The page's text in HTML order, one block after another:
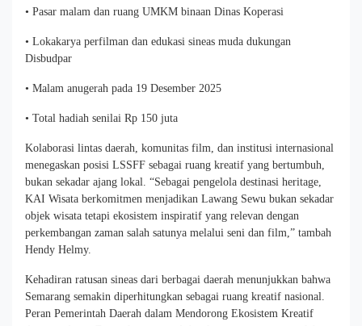
• Pasar malam dan ruang UMKM binaan Dinas Koperasi
• Lokakarya perfilman dan edukasi sineas muda dukungan
Disbudpar
• Malam anugerah pada 19 Desember 2025
• Total hadiah senilai Rp 150 juta
Kolaborasi lintas daerah, komunitas film, dan institusi internasional
menegaskan posisi LSSFF sebagai ruang kreatif yang bertumbuh,
bukan sekadar ajang lokal. “Sebagai pengelola destinasi heritage,
KAI Wisata berkomitmen menjadikan Lawang Sewu bukan sekadar
objek wisata tetapi ekosistem inspiratif yang relevan dengan
perkembangan zaman salah satunya melalui seni dan film,” tambah
Hendy Helmy.
Kehadiran ratusan sineas dari berbagai daerah menunjukkan bahwa
Semarang semakin diperhitungkan sebagai ruang kreatif nasional.
Peran Pemerintah Daerah dalam Mendorong Ekosistem Kreatif